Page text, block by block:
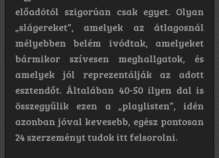
előadótól szigorúan csak egyet. Olyan
„slágereket”, amelyek az átlagosnál
mélyebben belém ivódtak, amelyeket
bármikor szívesen meghallgatok, és
amelyek jól reprezentálják az adott
esztendőt. Általában 40-50 ilyen dal is
összegyűlik ezen a „playlisten”, idén
azonban jóval kevesebb, egész pontosan
24 szerzeményt tudok itt felsorolni.